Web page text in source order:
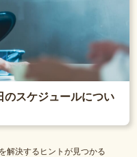
のスケジュールについ
解決するヒントが見つかる